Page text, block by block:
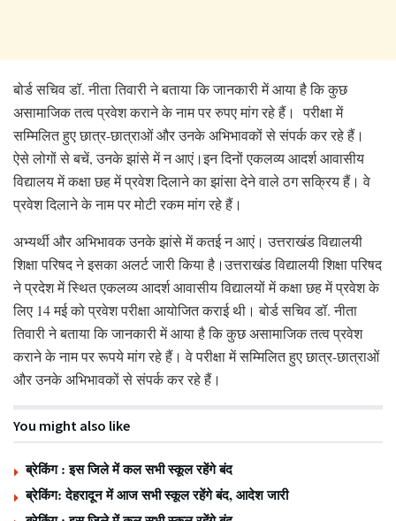
बोर्ड सचिव डॉ. नीता तिवारी ने बताया कि जानकारी में आया है कि कुछ
असामाजिक तत्व प्रवेश कराने के नाम पर रुपए मांग रहे हैं। परीक्षा में
सम्मिलित हुए छात्र-छात्राओं और उनके अभिभावकों से संपर्क कर रहे हैं।
ऐसे लोगों से बचें, उनके झांसे में न आएं।इन दिनों एकलव्य आदर्श आवासीय
विद्यालय में कक्षा छह में प्रवेश दिलाने का झांसा देने वाले ठग सक्रिय हैं। वे
प्रवेश दिलाने के नाम पर मोटी रकम मांग रहे हैं।
अभ्यर्थी और अभिभावक उनके झांसे में कतई न आएं। उत्तराखंड विद्यालयी
शिक्षा परिषद ने इसका अलर्ट जारी किया है।उत्तराखंड विद्यालयी शिक्षा परिषद
ने प्रदेश में स्थित एकलव्य आदर्श आवासीय विद्यालयों में कक्षा छह में प्रवेश के
लिए 14 मई को प्रवेश परीक्षा आयोजित कराई थी। बोर्ड सचिव डॉ. नीता
तिवारी ने बताया कि जानकारी में आया है कि कुछ असामाजिक तत्व प्रवेश
कराने के नाम पर रूपये मांग रहे हैं। वे परीक्षा में सम्मिलित हुए छात्र-छात्राओं
और उनके अभिभावकों से संपर्क कर रहे हैं।
You might also like
ब्रेकिंग : इस जिले में कल सभी स्कूल रहेंगे बंद
ब्रेकिंग: देहरादून में आज सभी स्कूल रहेंगे बंद, आदेश जारी